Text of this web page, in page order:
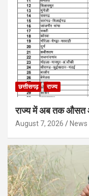
छत्तीसगढ़ राज्य
राज्य में अब तक औसत
August 7, 2026